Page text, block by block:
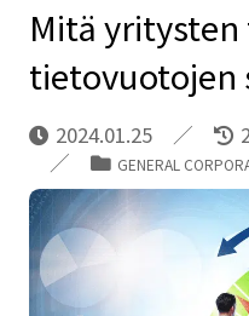
Mitä
tietovuotojen
2024.01.25
GENERAL